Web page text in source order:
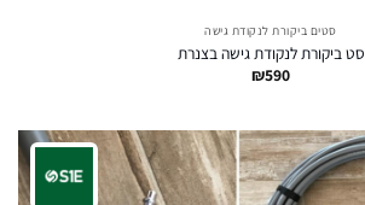
סטים ביקורת לנקודת גישה
סט ביקורת לנקודת גישה בצנרת
₪590